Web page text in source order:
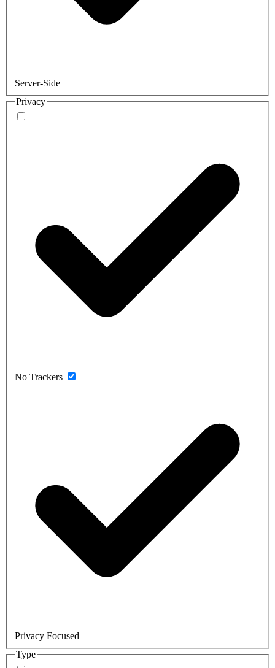
Server-Side
Privacy
No Trackers
Privacy Focused
Type